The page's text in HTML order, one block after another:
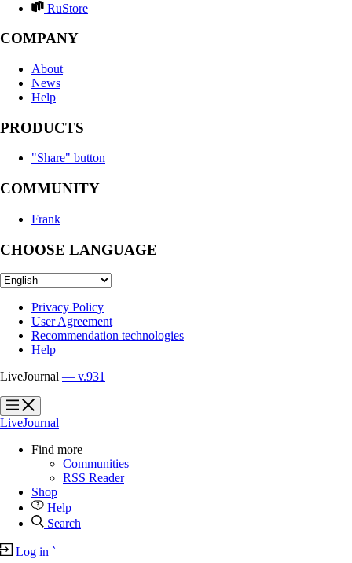
RuStore
COMPANY
About
News
Help
PRODUCTS
"Share" button
COMMUNITY
Frank
CHOOSE LANGUAGE
Privacy Policy
User Agreement
Recommendation technologies
Help
LiveJournal — v.931
?
?
LiveJournal
Find more
Communities
RSS Reader
Shop
Help
Search
Log in `